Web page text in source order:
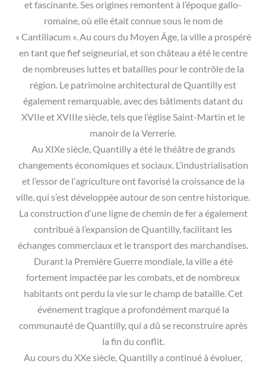
et fascinante. Ses origines remontent à l’époque gallo-
romaine, où elle était connue sous le nom de
« Cantiliacum ». Au cours du Moyen Âge, la ville a prospéré
en tant que fief seigneurial, et son château a été le centre
de nombreuses luttes et batailles pour le contrôle de la
région. Le patrimoine architectural de Quantilly est
également remarquable, avec des bâtiments datant du
XVIIe et XVIIIe siècle, tels que l’église Saint-Martin et le
manoir de la Verrerie.
Au XIXe siècle, Quantilly a été le théâtre de grands
changements économiques et sociaux. L’industrialisation
et l’essor de l’agriculture ont favorisé la croissance de la
ville, qui s’est développée autour de son centre historique.
La construction d’une ligne de chemin de fer a également
contribué à l’expansion de Quantilly, facilitant les
échanges commerciaux et le transport des marchandises.
Durant la Première Guerre mondiale, la ville a été
fortement impactée par les combats, et de nombreux
habitants ont perdu la vie sur le champ de bataille. Cet
événement tragique a profondément marqué la
communauté de Quantilly, qui a dû se reconstruire après
la fin du conflit.
Au cours du XXe siècle, Quantilly a continué à évoluer,